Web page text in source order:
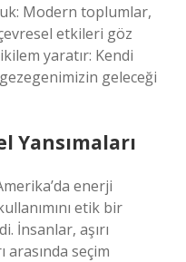
Modern toplumlar,
çevresel etkileri göz
yaratır: Kendi
geleceği
Yansımaları
enerji
etik bir
İnsanlar, aşırı
arasında seçim